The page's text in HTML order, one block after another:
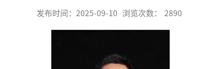
发布时间：2025-09-10 浏览次数： 2890